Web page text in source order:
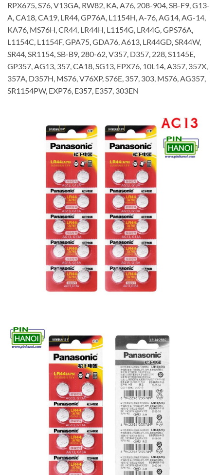
RPX675, S76, V13GA, RW82, KA, A76, 208-904, SB-F9, G13-
A, CA18, CA19, LR44, GP76A, L1154H, A-76, AG14, AG-14,
KA76, MS76H, CR44, LR44H, L1154G, LR44G, GPS76A,
L1154C, L1154F, GPA75, GDA76, A613, LR44GD, SR44W,
SR44, SR1154, SB-B9, 280-62, V357, D357, 228, S1145E,
GP357, AG13, 357, CA18, SG13, EPX76, 10L14, A357, 357X,
357A, D357H, MS76, V76XP, S76E, 357, 303, MS76, AG357,
SR1154PW, EXP76, E357, E357, 303EN